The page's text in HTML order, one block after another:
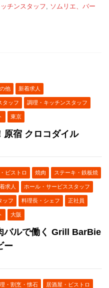
チンスタッフ
ソムリエ、バー
他 新着求人
タッフ 調理・キッチンスタッフ
東京
原宿 クロコダイル
ビストロ 焼肉 ステーキ・鉄板焼
求人 ホール・サービススタッフ
ッフ 料理長・シェフ 正社員
大阪
バルで働く Grill BarBie
ー
・割烹・懐石 居酒屋・ビストロ